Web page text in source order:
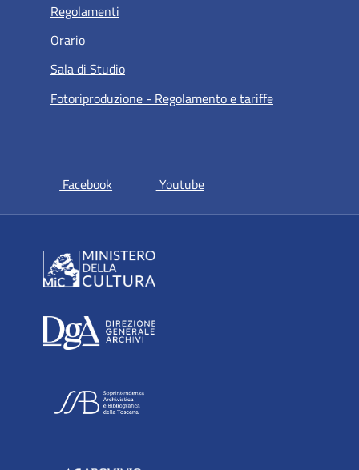
Regolamenti
Orario
Sala di Studio
Fotoriproduzione - Regolamento e tariffe
Facebook si apre in una nuova scheda
Youtubesi apre in una nuova scheda